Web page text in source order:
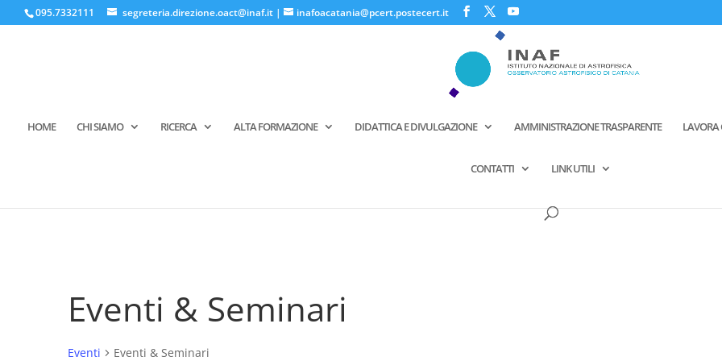
095.7332111 segreteria.direzione.oact@inaf.it | inafoacatania@pcert.postecert.it
HOME CHI SIAMO RICERCA ALTA FORMAZIONE DIDATTICA E DIVULGAZIONE AMMINISTRAZIONE TRASPARENTE LAVORA
CONTATTI LINK UTILI
Eventi & Seminari
Eventi Eventi & Seminari